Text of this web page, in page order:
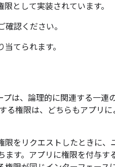
として実装されています。
確認ください。
てられます。
プは、論理的に関連する一連
権限は、どちらもアプリに
をリクエストしたときに
す。アプリに権限を付与す